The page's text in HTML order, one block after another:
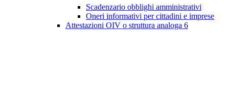
Scadenzario obblighi amministrativi
Oneri informativi per cittadini e imprese
Attestazioni OIV o struttura analoga 6